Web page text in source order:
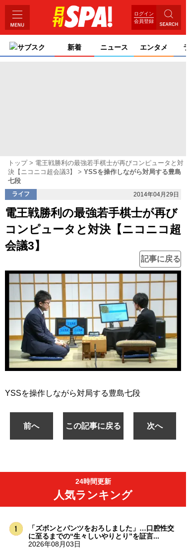
ログイン
会員登録
サブスク 新着 ニュース エンタメ
トップ
電王戦勝利の最強若手棋士が再びコンピュータと対
決【ニコニコ超会議3】
YSSを操作しながら対局する豊島
七段
ライフ 2014年04月29日
電王戦勝利の最強若手棋士が再び
コンピュータと対決【ニコニコ超
会議3】
記事に戻る
YSSを操作しながら対局する豊島七段
前へ この記事に戻る 次へ
24時間更新
人気ランキング
「ズボンとパンツをおろしました」…口腔性交
に至るまでの“生々しいやりとり”を証言...
2026年08月03日